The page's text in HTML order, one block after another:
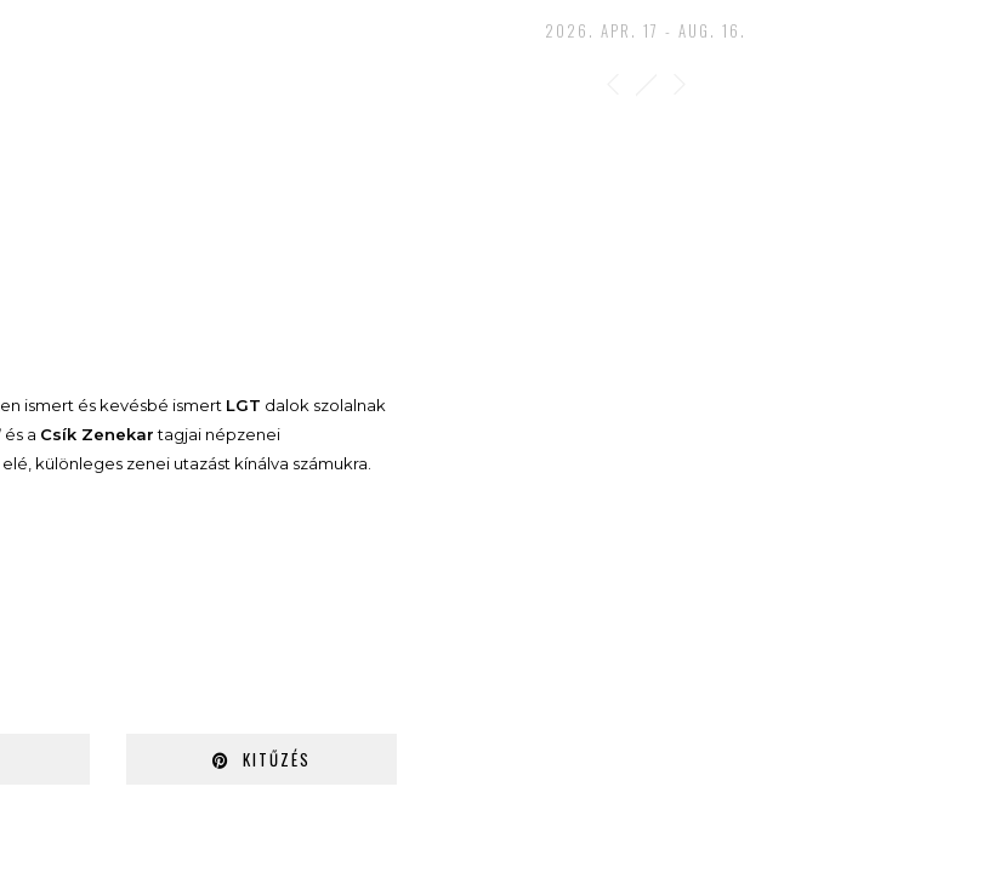
ismert és kevésbé ismert LGT dalok szolalnak
és a Csík Zenekartagjai népzenei
különleges zenei utazást kínálva számukra.
KITŰZÉS
2026. APR. 17 - AUG. 16.